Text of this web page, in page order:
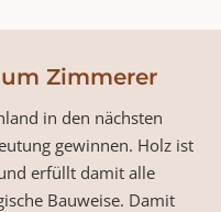
Zimmerer
in den nächsten
gewinnen. Holz ist
erfüllt damit alle
Bauweise. Damit